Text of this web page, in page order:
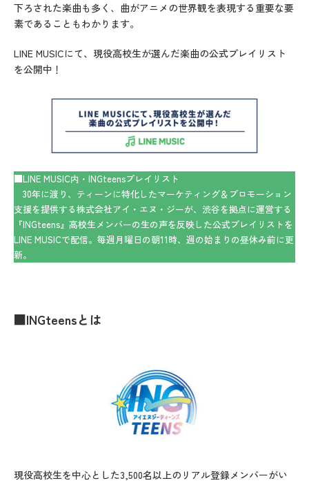
下ろされた楽曲も多く、曲がアニメの世界観を表現する重要な要
素であることもわかります。
LINE MUSICにて、現役高校生が選んだ楽曲の公式プレイリスト
を公開中！
■LINE MUSIC内・INGteensプレイリスト
30年に渡り、ティーンに特化したマーケティング＆プロモーション
支援を提供する株式会社アイ・エヌ・ジーが、渋谷を拠点に運営する
『INGteens』高校生メンバーの生の声を反映した公式プレイリストを
LINE MUSICで配信。毎週月曜日の朝11時、週の始まりの昼休み前に更
新。
■INGteensとは
現役高校生を中心とした3,500名以上のリアル登録メンバーがい